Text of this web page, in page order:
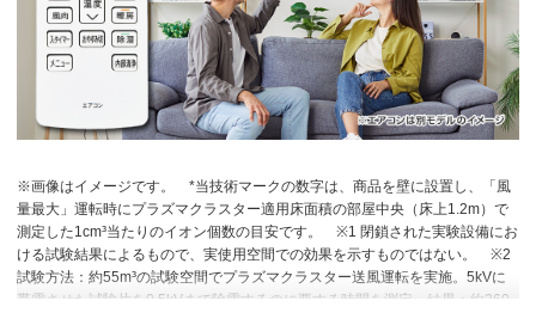
※画像はイメージです。
*当技術マークの数字は、商品を壁に設置し、「風
量最大」運転時にプラズマクラスター適用床面積の部屋中央（床上1.2m）で
測定した1cm³当たりのイオン個数の目安です。
※1 閉鎖された実験設備にお
ける試験結果によるもので、実使用空間での効果を示すものではない。
※2
試験方法：約55m³の試験空間でプラズマクラスター送風運転を実施。5kVに
帯電させた試験片を0.5kVまで除電するのに要する時間を測定。結果：約360